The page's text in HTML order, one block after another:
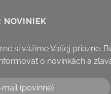
NOVINIEK
si vážime Vašej priazne.
o novinkách a